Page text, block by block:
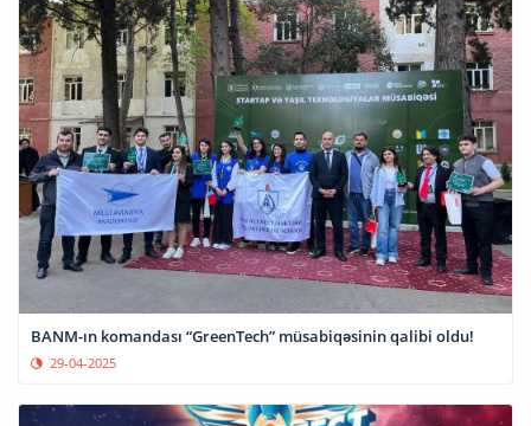
BANM-ın komandası “GreenTech” müsabiqəsinin qalibi oldu!
29-04-2025